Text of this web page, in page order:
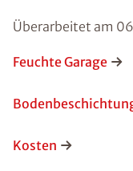
Überarbeitet am
Feuchte Garage
Kosten